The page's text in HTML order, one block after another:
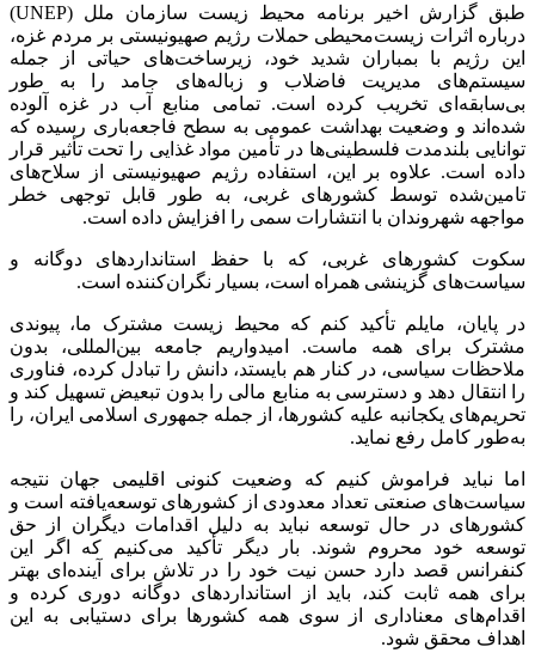
طبق گزارش اخیر برنامه محیط زیست سازمان ملل (UNEP)
درباره اثرات زیست‌محیطی حملات رژیم صهیونیستی بر مردم غزه،
این رژیم با بمباران شدید خود، زیرساخت‌های حیاتی از جمله
سیستم‌های مدیریت فاضلاب و زباله‌های جامد را به طور
بی‌سابقه‌ای تخریب کرده است. تمامی منابع آب در غزه آلوده
شده‌اند و وضعیت بهداشت عمومی به سطح فاجعه‌باری رسیده که
توانایی بلندمدت فلسطینی‌ها در تأمین مواد غذایی را تحت تأثیر قرار
داده است. علاوه بر این، استفاده رژیم صهیونیستی از سلاح‌های
تامین‌شده توسط کشورهای غربی، به طور قابل توجهی خطر
مواجهه شهروندان با انتشارات سمی را افزایش داده است.
سکوت کشورهای غربی، که با حفظ استانداردهای دوگانه و
سیاست‌های گزینشی همراه است، بسیار نگران‌کننده است.
در پایان، مایلم تأکید کنم که محیط زیست مشترک ما، پیوندی
مشترک برای همه ماست. امیدواریم جامعه بین‌المللی، بدون
ملاحظات سیاسی، در کنار هم بایستد، دانش را تبادل کرده، فناوری
را انتقال دهد و دسترسی به منابع مالی را بدون تبعیض تسهیل کند و
تحریم‌های یکجانبه علیه کشورها، از جمله جمهوری اسلامی ایران، را
به‌طور کامل رفع نماید.
اما نباید فراموش کنیم که وضعیت کنونی اقلیمی جهان نتیجه
سیاست‌های صنعتی تعداد معدودی از کشورهای توسعه‌یافته است و
کشورهای در حال توسعه نباید به دلیل اقدامات دیگران از حق
توسعه خود محروم شوند. بار دیگر تأکید می‌کنیم که اگر این
کنفرانس قصد دارد حسن نیت خود را در تلاش برای آینده‌ای بهتر
برای همه ثابت کند، باید از استانداردهای دوگانه دوری کرده و
اقدام‌های معناداری از سوی همه کشورها برای دستیابی به این
اهداف محقق شود.